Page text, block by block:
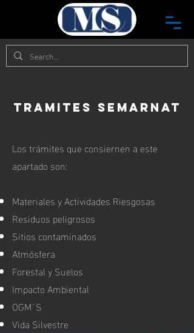
tramites semarnat
Los trámites que consiernen a este
apartado son:
Materiales y Actividades Riesgosas
Residuos peligrosos
Sitios contaminados
Atmósfera
Forestal y Suelos
Impacto Ambiental
OGM´S
Vida Silvestre